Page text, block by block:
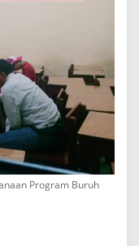
Program Buruh